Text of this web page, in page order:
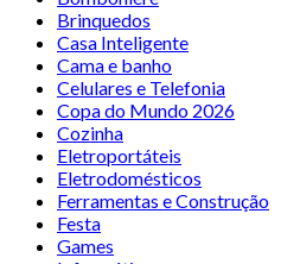
Brinquedos
Casa Inteligente
Cama e banho
Celulares e Telefonia
Copa do Mundo 2026
Cozinha
Eletroportáteis
Eletrodomésticos
Ferramentas e Construção
Festa
Games